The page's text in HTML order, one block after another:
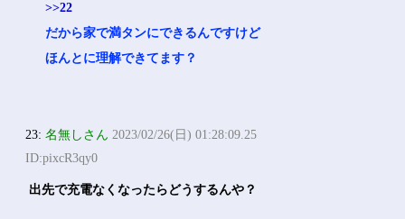
>>22
だから家で満タンにできるんですけど
ほんとに理解できてます？
23:名無しさん 2023/02/26(日) 01:28:09.25
ID:pixcR3qy0
出先で充電なくなったらどうするんや？